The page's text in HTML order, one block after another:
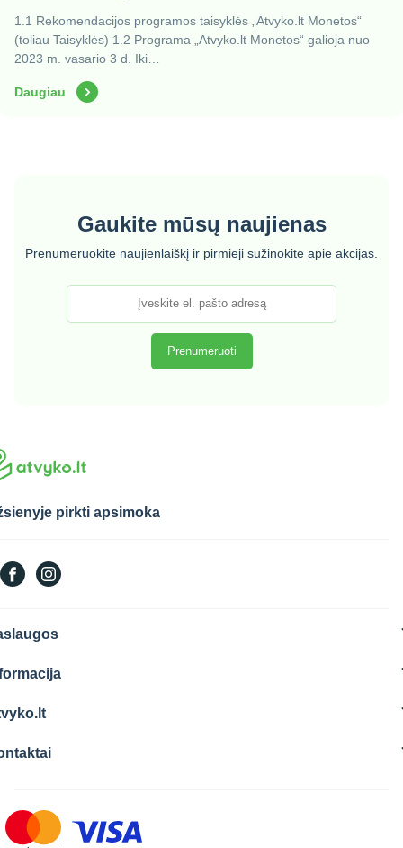
1.1 Rekomendacijos programos taisyklės „Atvyko.lt Monetos“
(toliau Taisyklės) 1.2 Programa „Atvyko.lt Monetos“ galioja nuo
2023 m. vasario 3 d. Iki…
Daugiau
Gaukite mūsų naujienas
Prenumeruokite naujienlaiškį ir pirmieji sužinokite apie akcijas.
pirkti apsimoka